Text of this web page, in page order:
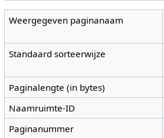
Weergegeven paginanaam
Standaard sorteerwijze
Paginalengte (in bytes)
Naamruimte-ID
Paginanummer